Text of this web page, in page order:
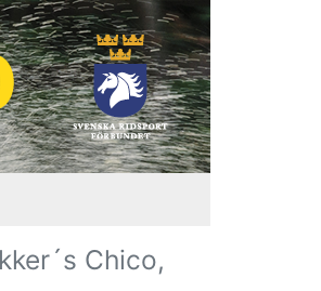
Chico,